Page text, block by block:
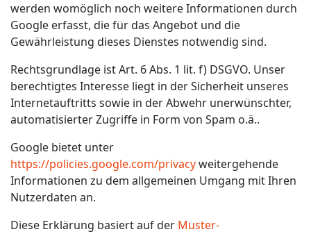
werden womöglich noch weitere Informationen durch
Google erfasst, die für das Angebot und die
Gewährleistung dieses Dienstes notwendig sind.
Rechtsgrundlage ist Art. 6 Abs. 1 lit. f) DSGVO. Unser
berechtigtes Interesse liegt in der Sicherheit unseres
Internetauftritts sowie in der Abwehr unerwünschter,
automatisierter Zugriffe in Form von Spam o.ä..
Google bietet unter
https://policies.google.com/privacyweitergehende
Informationen zu dem allgemeinen Umgang mit Ihren
Nutzerdaten an.
Diese Erklärung basiert auf der Muster-